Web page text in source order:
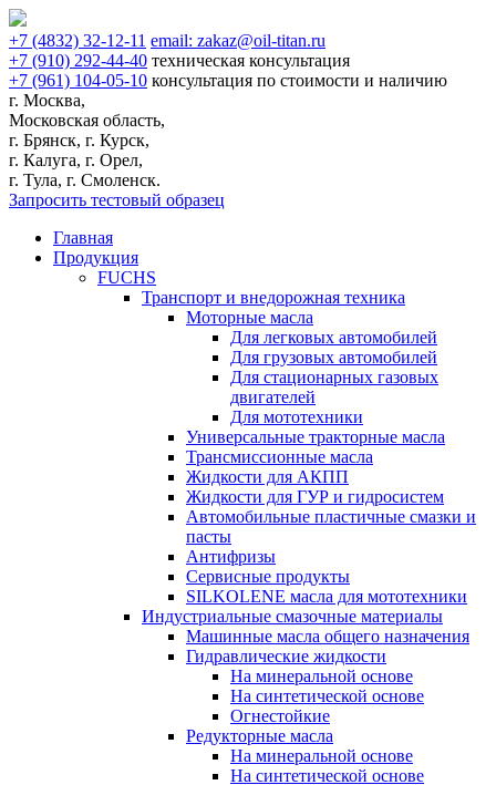
+7 (4832) 32-12-11 email: zakaz@oil-titan.ru
+7 (910) 292-44-40 техническая консультация
+7 (961) 104-05-10 консультация по стоимости и наличию
г. Москва,
Московская область,
г. Брянск, г. Курск,
г. Калуга, г. Орел,
г. Тула, г. Смоленск.
Запросить тестовый образец
Главная
Продукция
FUCHS
Транспорт и внедорожная техника
Моторные масла
Для легковых автомобилей
Для грузовых автомобилей
Для стационарных газовых
двигателей
Для мототехники
Универсальные тракторные масла
Трансмиссионные масла
Жидкости для АКПП
Жидкости для ГУР и гидросистем
Автомобильные пластичные смазки и
пасты
Антифризы
Сервисные продукты
SILKOLENE масла для мототехники
Индустриальные смазочные материалы
Машинные масла общего назначения
Гидравлические жидкости
На минеральной основе
На синтетической основе
Огнестойкие
Редукторные масла
На минеральной основе
На синтетической основе